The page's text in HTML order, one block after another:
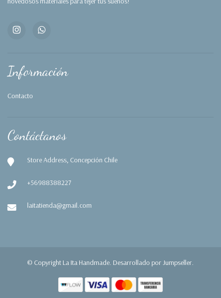
Información
Contacto
Contáctanos
Store Address, Concepción Chile
+56988388227
laitatienda@gmail.com
© Copyright La Ita Handmade. Desarrollado por Jumpseller.